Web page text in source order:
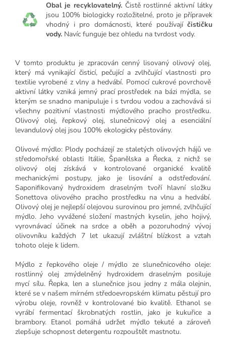
Obal je recyklovatelný. Čistě rostlinné aktivní látky
jsou 100% biologicky rozložitelné, proto je přípravek
vhodný i pro domácnosti, které používají čističku
vody. Navíc funguje bez ohledu na tvrdost vody.
V tomto produktu je zpracován cenný lisovaný olivový olej,
který má vynikající čisticí, pečující a zvlhčující vlastnosti pro
textilie vyrobené z vlny a hedvábí. Pomocí cukrové povrchově
aktivní látky vzniká jemný prací prostředek na bázi mýdla, se
kterým se snadno manipuluje i s tvrdou vodou a zachovává si
všechny pozitivní vlastnosti mýdlového pracího prostředku.
Olivový olej, řepkový olej, slunečnicový olej a esenciální
levandulový olej jsou 100% ekologicky pěstovány.
Olivové mýdlo: Plody pocházejí ze staletých olivových hájů ve
středomořské oblasti Itálie, Španělska a Řecka, z nichž se
olivový olej získává v kontrolované organické kvalitě
mechanickými postupy, jako je lisování a odstřeďování.
Saponifikovaný hydroxidem draselným tvoří hlavní složku
Sonettova olivového pracího prostředku na vlnu a hedvábí.
Olivový olej je nejlepší olejovou surovinou pro jemné, zvlhčující
mýdlo. Jeho vyvážené složení mastných kyselin, jeho hojivý,
vyrovnávací účinek na srdce a oběh a pozoruhodný vývoj
olivovníku každých 7 let ukazují zvláštní blízkost a vztah
tohoto oleje k lidem.
Mýdlo z řepkového oleje / mýdlo ze slunečnicového oleje:
rostlinný olej zmýdelněný hydroxidem draselným posiluje
mycí sílu. Řepka, len a slunečnice jsou jedny z mála olejnin,
které se v našem mírném středoevropském klimatu pěstují pro
výrobu oleje, rovněž v kontrolované bio kvalitě. Ethanol se
vyrábí fermentací škrobnatých rostlin, jako je kukuřice a
brambory. Etanol pomáhá udržet mýdlo tekuté a zároveň
zlepšuje schopnost detergentu rozpouštět mastnotu.